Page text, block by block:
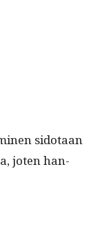
sido­taan
joten han­